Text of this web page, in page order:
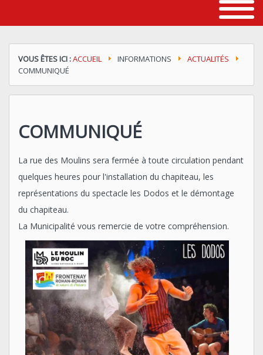
VOUS ÊTES ICI :ACCUEIL INFORMATIONS
ACTUALITÉS
COMMUNIQUÉ
COMMUNIQUÉ
La rue des Moulins sera fermée à toute circulation pendant
quelques heures pour l'installation du chapiteau, les
représentations du spectacle les Dodos et le démontage
du chapiteau.
La Municipalité vous remercie de votre compréhension.